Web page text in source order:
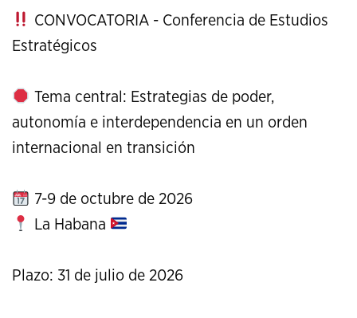
CONVOCATORIA - Conferencia de Estudios
Estratégicos
Tema central: Estrategias de poder,
autonomía e interdependencia en un orden
internacional en transición
7-9 de octubre de 2026
La Habana
Plazo: 31 de julio de 2026